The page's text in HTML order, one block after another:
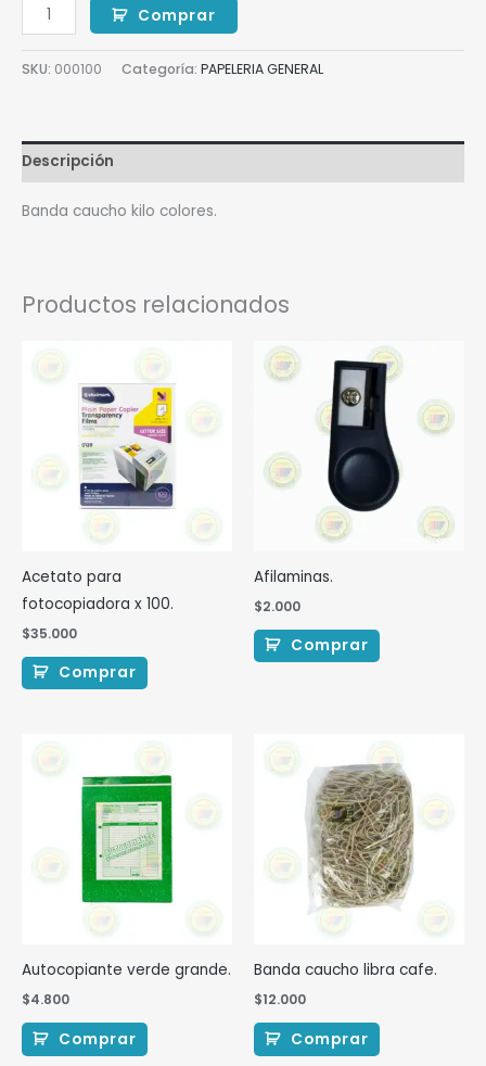
Comprar
SKU: 000100 Categoría: PAPELERIA GENERAL
Descripción
Banda caucho kilo colores.
Productos relacionados
Acetato para
fotocopiadora x 100.
$35.000
Comprar
Afilaminas.
$2.000
Comprar
Autocopiante verde grande.
$4.800
Comprar
Banda caucho libra cafe.
$12.000
Comprar